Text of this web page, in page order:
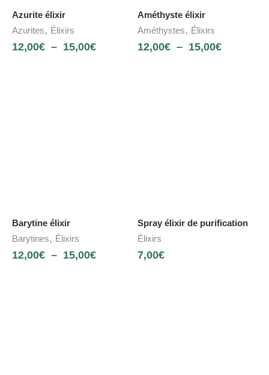
Azurite élixir
Azurites, Élixirs
12,00€ – 15,00€
Améthyste élixir
Améthystes, Élixirs
12,00€ – 15,00€
Barytine élixir
Barytines, Élixirs
12,00€ – 15,00€
Spray élixir de purification
Élixirs
7,00€